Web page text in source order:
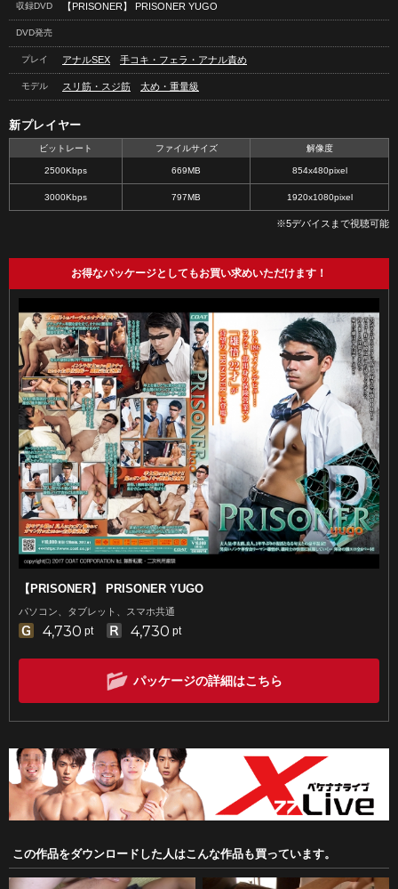
収録DVD 【PRISONER】 PRISONER YUGO
DVD発売
プレイ アナルSEX 手コキ・フェラ・アナル責め
モデル スリ筋・スジ筋 太め・重量級
新プレイヤー
ビットレート ファイルサイズ 解像度
2500Kbps 669MB 854x480pixel
3000Kbps 797MB 1920x1080pixel
※5デバイスまで視聴可能
お得なパッケージとしてもお買い求めいただけます！
【PRISONER】 PRISONER YUGO
パソコン、タブレット、スマホ共通
4,730 pt 4,730 pt
パッケージの詳細はこちら
この作品をダウンロードした人はこんな作品も買っています。